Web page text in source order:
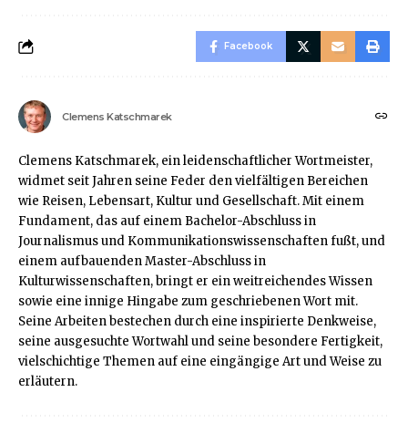
Facebook
Clemens Katschmarek
Clemens Katschmarek, ein leidenschaftlicher Wortmeister,
widmet seit Jahren seine Feder den vielfältigen Bereichen
wie Reisen, Lebensart, Kultur und Gesellschaft. Mit einem
Fundament, das auf einem Bachelor-Abschluss in
Journalismus und Kommunikationswissenschaften fußt, und
einem aufbauenden Master-Abschluss in
Kulturwissenschaften, bringt er ein weitreichendes Wissen
sowie eine innige Hingabe zum geschriebenen Wort mit.
Seine Arbeiten bestechen durch eine inspirierte Denkweise,
seine ausgesuchte Wortwahl und seine besondere Fertigkeit,
vielschichtige Themen auf eine eingängige Art und Weise zu
erläutern.